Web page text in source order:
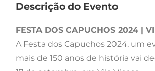
Descrição do Evento
FESTA DOS CAPUCHOS 2024 |
A Festa dos Capuchos 2024, um
mais de 150 anos de história vai